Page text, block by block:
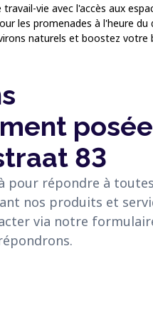
vie avec l'accès aux
les promenades à l'heure
naturels et boostez
83
pour répondre à
nos produits et
via notre